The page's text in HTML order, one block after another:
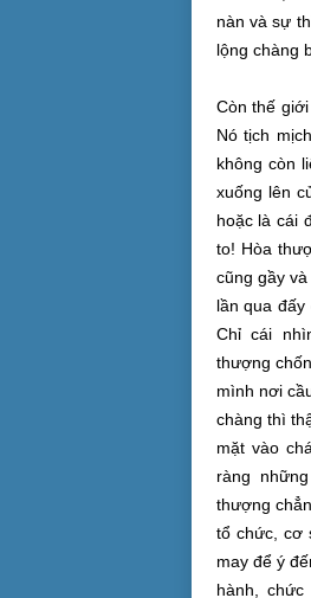
nàn và sự
lộng chàng
Cònthế giới
Nó tịch
không còn
xuống lên
hoặc là cái
to! Hòa
cũng gầy
lần qua
Chỉ cái
thượng
mình nơi
chàng thì
mặt vào
ràng
thượng
tổ chức,
may để ý
hành,